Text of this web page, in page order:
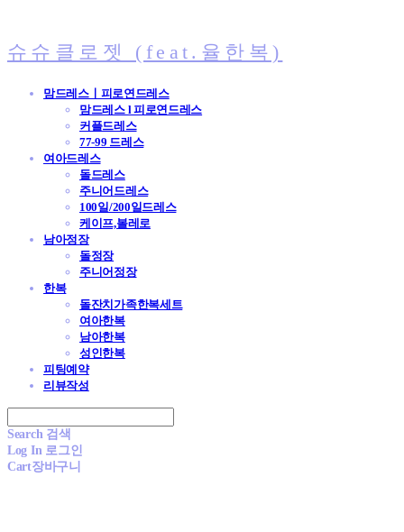
슈슈클로젯 (feat.율한복)
맘드레스ㅣ피로연드레스
맘드레스 l 피로연드레스
커플드레스
77-99 드레스
여아드레스
돌드레스
주니어드레스
100일/200일드레스
케이프,볼레로
남아정장
돌정장
주니어정장
한복
돌잔치가족한복세트
여아한복
남아한복
성인한복
피팅예약
리뷰작성
Search 검색
Log In 로그인
Cart장바구니